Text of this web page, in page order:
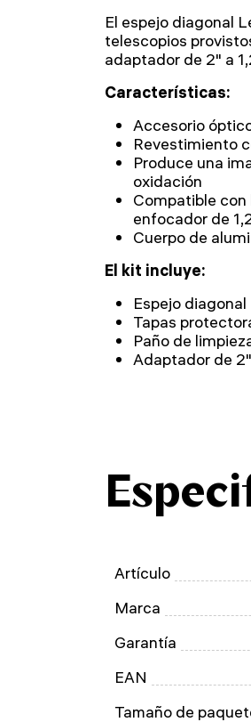
El espejo diagonal
telescopios
adaptador de 2" a
Características:
Accesorio
Revestimiento
Produce una
oxidación
Compatible
enfocador de
Cuerpo de
El kit incluye:
Espejo diagonal
Tapas
Paño de
Adaptador de
Artículo
Marca
Garantía
EAN
Tamaño de